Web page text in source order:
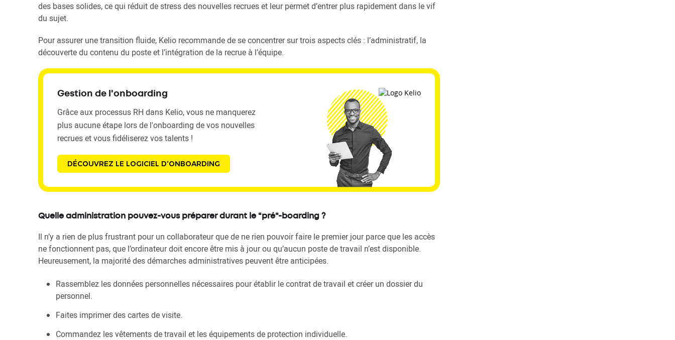
des bases solides, ce qui réduit de stress des nouvelles recrues et leur permet d’entrer plus rapidement dans le vif
du sujet.
Pour assurer une transition fluide, Kelio recommande de se concentrer sur trois aspects clés : l’administratif, la
découverte du contenu du poste et l’intégration de la recrue à l’équipe.
Gestion de l'onboarding
Grâce aux processus RH dans Kelio, vous ne manquerez
plus aucune étape lors de l'onboarding de vos nouvelles
recrues et vous fidéliserez vos talents !
DÉCOUVREZ LE LOGICIEL D'ONBOARDING
Quelle administration pouvez-vous préparer durant le "pré"-boarding ?
Il n’y a rien de plus frustrant pour un collaborateur que de ne rien pouvoir faire le premier jour parce que les accès
ne fonctionnent pas, que l’ordinateur doit encore être mis à jour ou qu’aucun poste de travail n’est disponible.
Heureusement, la majorité des démarches administratives peuvent être anticipées.
Rassemblez les données personnelles nécessaires pour établir le contrat de travail et créer un dossier du
personnel.
Faites imprimer des cartes de visite.
Commandez les vêtements de travail et les équipements de protection individuelle.